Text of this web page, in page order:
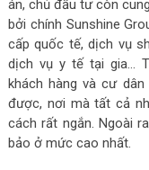
án, chủ đầu tư còn
bởi chính Sunshine
cấp quốc tế, dịch vụ
dịch vụ y tế tại gia…
khách hàng và cư
được, nơi mà tất cả
cách rất ngắn. Ngoài
bảo ở mức cao nhất.